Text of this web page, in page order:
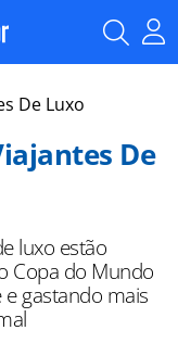
De Luxo
De
luxo estão
Copa do Mundo
gastando mais